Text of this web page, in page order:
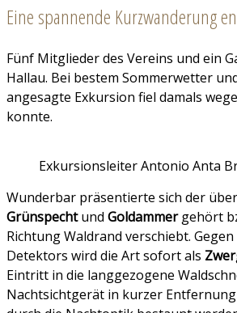
Eine spannende Kurzwanderung
Fünf Mitglieder des Vereins und ein
Hallau. Bei bestem Sommerwetter
angesagte Exkursion fiel damals
konnte.
Exkursionsleiter Antonio Anta
Wunderbar präsentierte sich der
Grünspechtund Goldammergehört
Richtung Waldrand verschiebt.
Detektors wird die Art sofort als
Eintritt in die langgezogene
Nachtsichtgerät in kurzer